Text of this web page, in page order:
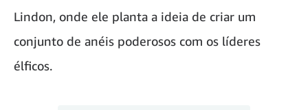
Lindon, onde ele planta a ideia de criar um
conjunto de anéis poderosos com os líderes
élficos.